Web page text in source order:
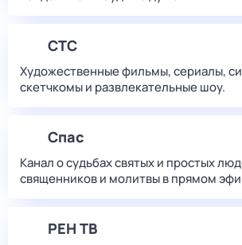
СТС
Художественные фильмы, сериалы,
скетчкомы и развлекательные шоу.
Спас
Канал о судьбах святых и простых
священников и молитвы в прямом
РЕН ТВ